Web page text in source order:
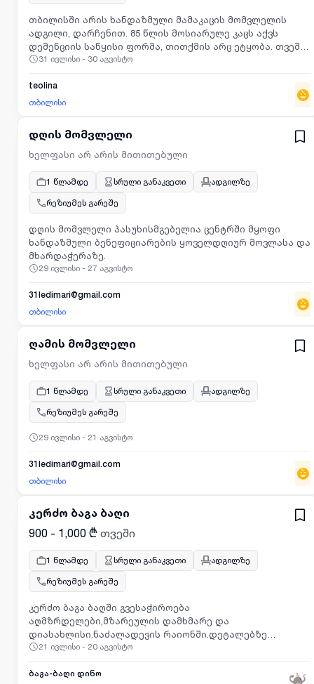
თბილისში არის ხანდაზმული მამაკაცის მომვლელის
ადგილი, დარჩენით. 85 წლის მოსიარულე კაცს აქვს
დემენციის საწყისი ფორმა, თითქმის არც ეტყობა. თვეში
2კვირა - მუშაობა, 2კვირა-დასვენება. მომვლელი
სამუშაო იქნება წამლის დროულად მიცემა, საჭმლის
მომზადება (მასალას მოუტანენ, რაც ენდომება),
ფიქსირებული+ბონუსები, გამოდის 100ლ დღეში. 593257719
31 ივლისი - 30 აგვისტო
teolina
თბილისი
დღის მომვლელი
ხელფასი არ არის მითითებული
1 წლამდე სრული განაკვეთი
ადგილზე
რეზიუმეს გარეშე
დღის მომვლელი პასუხისმგებელია ცენტრში მყოფი
ხანდაზმული ბენეფიციარების ყოველდღიურ მოვლასა და
მხარდაჭერაზე.
29 ივლისი - 27 აგვისტო
31ledimari@gmail.com
თბილისი
ღამის მომვლელი
ხელფასი არ არის მითითებული
1 წლამდე სრული განაკვეთი
ადგილზე
რეზიუმეს გარეშე
29 ივლისი - 21 აგვისტო
31ledimari@gmail.com
თბილისი
კერძო ბაგა ბაღი
900 - 1,000 ₾ თვეში
1 წლამდე სრული განაკვეთი
ადგილზე
რეზიუმეს გარეშე
კერძო ბაგა ბაღში გვესაჭიროება
აღმზრდელები,მზარეულის დამხმარე და
დიასახლისი.ნაძალადევის რაიონში.დეტალებზე
დაგვიკავშირდით
21 ივლისი - 20 აგვისტო
ბაგა-ბაღი დინო